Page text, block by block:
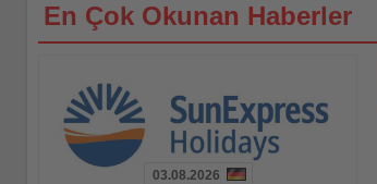
En Çok Okunan Haberler
03.08.2026